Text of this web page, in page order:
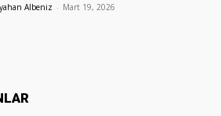
Albeniz - Mart 19, 2026